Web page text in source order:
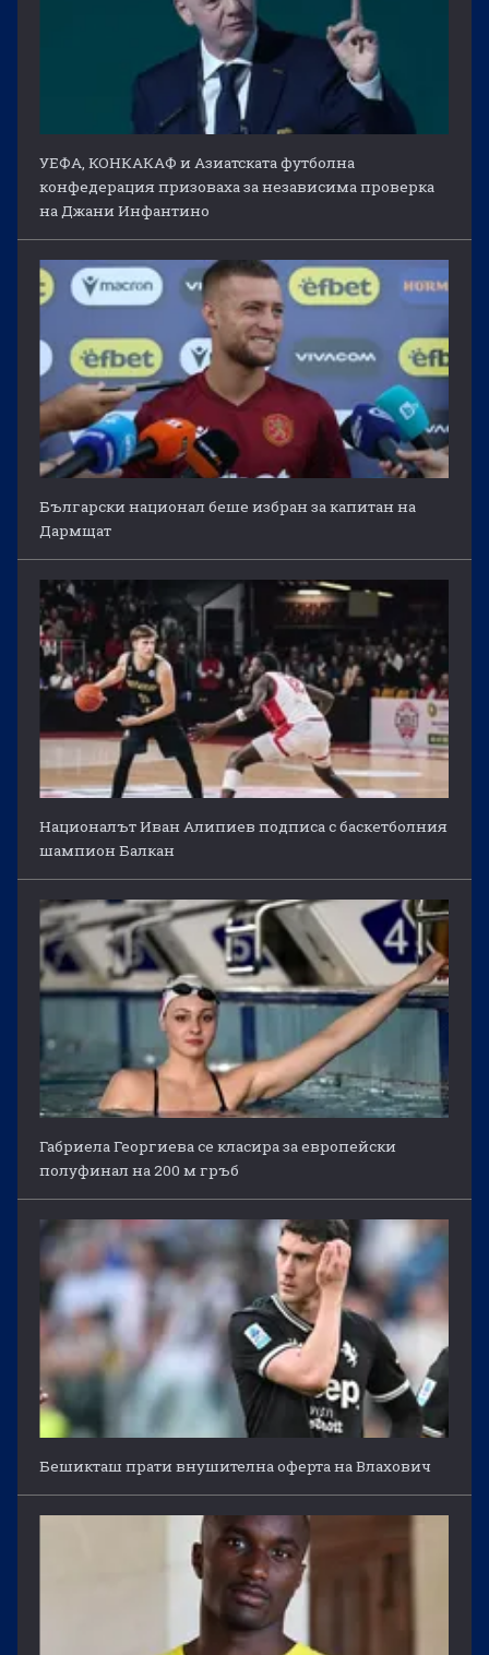
УЕФА, КОНКАКАФ и Азиатската футболна
конфедерация призоваха за независима проверка
на Джани Инфантино
Български национал беше избран за капитан на
Дармщат
Националът Иван Алипиев подписа с баскетболния
шампион Балкан
Габриела Георгиева се класира за европейски
полуфинал на 200 м гръб
Бешикташ прати внушителна оферта на Влахович